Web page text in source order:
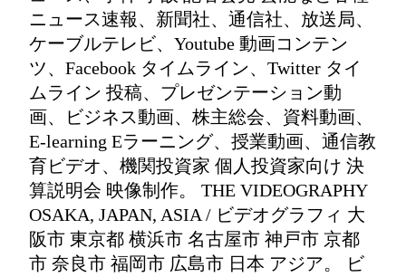
ニュース速報、新聞社、通信社、放送局、
ケーブルテレビ、Youtube 動画コンテン
ツ、Facebook タイムライン、Twitter タイ
ムライン 投稿、プレゼンテーション動
画、ビジネス動画、株主総会、資料動画、
E-learning Eラーニング、授業動画、通信教
育ビデオ、機関投資家 個人投資家向け 決
算説明会 映像制作。 THE VIDEOGRAPHY
OSAKA, JAPAN, ASIA / ビデオグラフィ 大
阪市 東京都 横浜市 名古屋市 神戸市 京都
市 奈良市 福岡市 広島市 日本 アジア。 ビ